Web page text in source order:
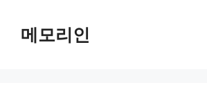
content메모리인